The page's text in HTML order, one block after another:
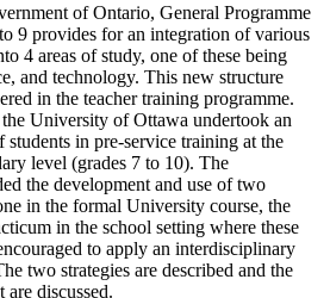
of Ontario, General Programme
9 provides for an integration of various
4 areas of study, one of these being
and technology. This new structure
in the teacher training programme.
University of Ottawa undertook an
in pre-service training at the
level (grades 7 to 10). The
the development and use of two
in the formal University course, the
in the school setting where these
to apply an interdisciplinary
two strategies are described and the
are discussed.